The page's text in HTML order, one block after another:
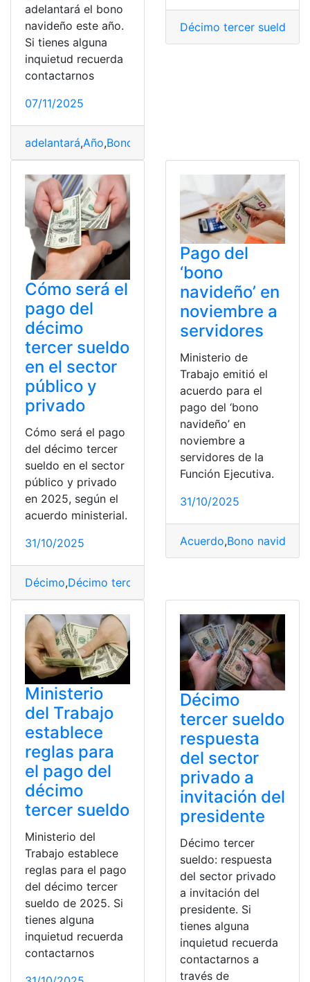
adelantará el bono
navideño este año.
Si tienes alguna
inquietud recuerda
contactarnos
07/11/2025
adelantará,Año,Bono
Décimo tercer sueldo
Cómo será el
pago del
décimo
tercer sueldo
en el sector
público y
privado
Cómo será el pago
del décimo tercer
sueldo en el sector
público y privado
en 2025, según el
acuerdo ministerial.
31/10/2025
Décimo,Décimo tercer sueldo
Pago del
‘bono
navideño’ en
noviembre a
servidores
Ministerio de
Trabajo emitió el
acuerdo para el
pago del ‘bono
navideño’ en
noviembre a
servidores de la
Función Ejecutiva.
31/10/2025
Acuerdo,Bono navideño
Ministerio
del Trabajo
establece
reglas para
el pago del
décimo
tercer sueldo
Ministerio del
Trabajo establece
reglas para el pago
del décimo tercer
sueldo de 2025. Si
tienes alguna
inquietud recuerda
contactarnos
Décimo
tercer sueldo
respuesta
del sector
privado a
invitación del
presidente
Décimo tercer
sueldo: respuesta
del sector privado
a invitación del
presidente. Si
tienes alguna
inquietud recuerda
contactarnos a
través de